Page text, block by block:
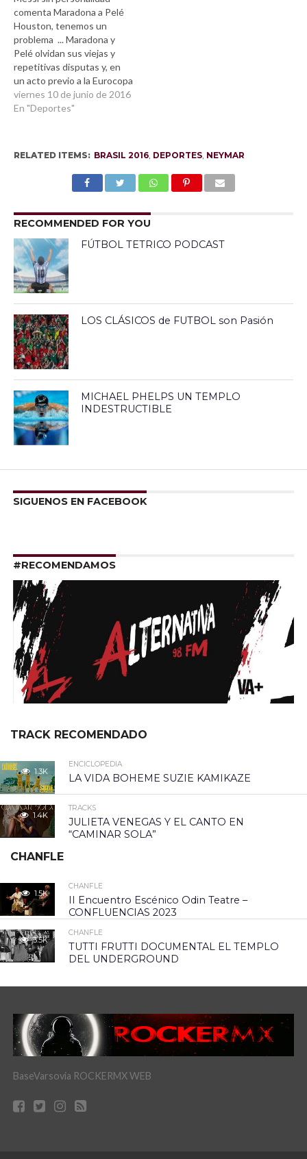
comenta Maradona a Pelé
Houston, tenemos un
problema ... Maradona y
Pelé olvidan sus viejas y
repetitivas disputas y, en
un acto previo a la Eurocopa
de Francia 2016, tuvieron
conversación (a micrófono
personalmente?, ¿es una
buena persona?”, le
viernes 10 de junio de 2016
En "Deportes"
RELATED ITEMS: BRASIL 2016, DEPORTES, NEYMAR
RECOMMENDED FOR YOU
FÚTBOL TETRICO PODCAST
LOS CLÁSICOS de FUTBOL son Pasión
MICHAEL PHELPS UN TEMPLO
INDESTRUCTIBLE
SIGUENOS EN FACEBOOK
#RECOMENDAMOS
TRACK RECOMENDADO
1.3K
ENCICLOPEDIA
LA VIDA BOHEME SUZIE KAMIKAZE
1.4K
TRACKS
JULIETA VENEGAS Y EL CANTO EN
“CAMINAR SOLA”
CHANFLE
1.5K
CHANFLE
II Encuentro Escénico Odin Teatre –
CONFLUENCIAS 2023
3.5K
CHANFLE
TUTTI FRUTTI DOCUMENTAL EL TEMPLO
DEL UNDERGROUND
BaseVarsovia ROCKERMX WEB